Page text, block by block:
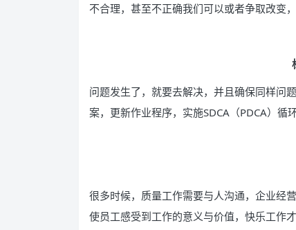
不合理，甚至不正确我们可以或者争取改变
问题发生了，就要去解决，并且确保同样问
案，更新作业程序，实施SDCA（PDCA）循环
很多时候，质量工作需要与人沟通，企业经
使员工感受到工作的意义与价值，快乐工作